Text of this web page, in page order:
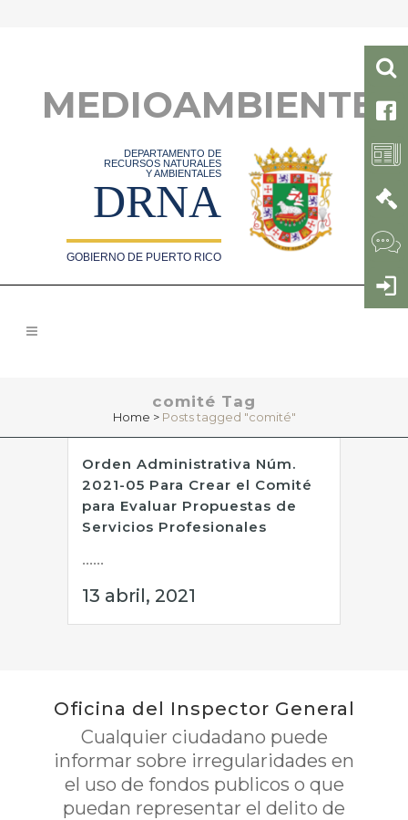
MEDIOAMBIENTE
DEPARTAMENTO DE
RECURSOS NATURALES
Y AMBIENTALES
DRNA
GOBIERNO DE PUERTO RICO
comité Tag
Home > Posts tagged "comité"
Orden Administrativa Núm.
2021-05 Para Crear el Comité
para Evaluar Propuestas de
Servicios Profesionales
......
13 abril, 2021
Oficina del Inspector General
Cualquier ciudadano puede
informar sobre irregularidades en
el uso de fondos publicos o que
puedan representar el delito de